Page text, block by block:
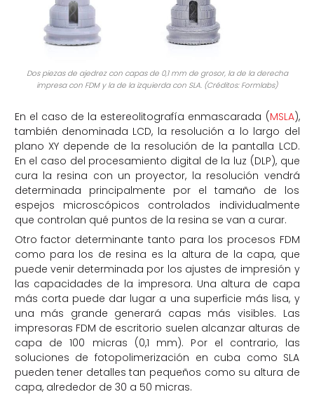
Dos piezas de ajedrez con capas de 0,1 mm de grosor, la de la derecha
impresa con FDM y la de la izquierda con SLA. (Créditos: Formlabs)
En el caso de la estereolitografía enmascarada (MSLA),
también denominada LCD, la resolución a lo largo del
plano XY depende de la resolución de la pantalla LCD.
En el caso del procesamiento digital de la luz (DLP), que
cura la resina con un proyector, la resolución vendrá
determinada principalmente por el tamaño de los
espejos microscópicos controlados individualmente
que controlan qué puntos de la resina se van a curar.
Otro factor determinante tanto para los procesos FDM
como para los de resina es la altura de la capa, que
puede venir determinada por los ajustes de impresión y
las capacidades de la impresora. Una altura de capa
más corta puede dar lugar a una superficie más lisa, y
una más grande generará capas más visibles. Las
impresoras FDM de escritorio suelen alcanzar alturas de
capa de 100 micras (0,1 mm). Por el contrario, las
soluciones de fotopolimerización en cuba como SLA
pueden tener detalles tan pequeños como su altura de
capa, alrededor de 30 a 50 micras.